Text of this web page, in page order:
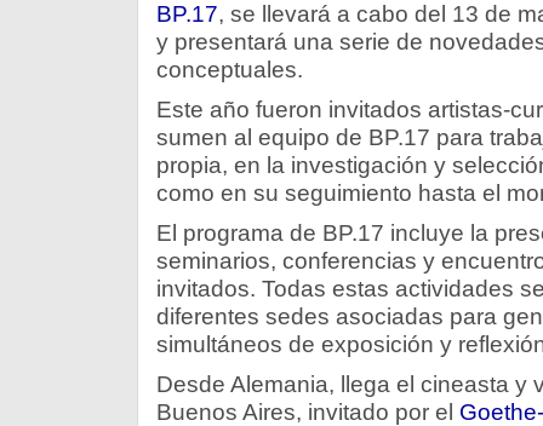
BP.17, se llevará a cabo del 13 de
y presentará una serie de
conceptuales.
Este año fueron invitados artistas-
sumen al equipo de BP.17 para
propia, en la investigación y
como en su seguimiento hasta el
El programa de BP.17 incluye la
seminarios, conferencias y
invitados. Todas estas actividades
diferentes sedes asociadas para
simultáneos de exposición y
Desde Alemania, llega el cineasta y
Buenos Aires, invitado por el